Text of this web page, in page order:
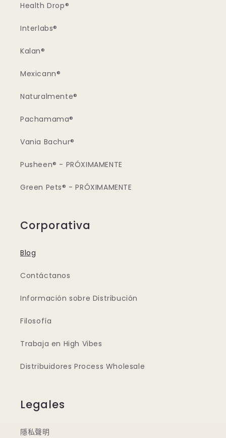
Health Drop®
Interlabs®
Kalan®
Mexicann®
Naturalmente®
Pachamama®
Vania Bachur®
Pusheen® - PRÓXIMAMENTE
Green Pets® - PRÓXIMAMENTE
Corporativa
Blog
Contáctanos
Información sobre Distribución
Filosofía
Trabaja en High Vibes
Distribuidores Process Wholesale
Legales
隱私聲明